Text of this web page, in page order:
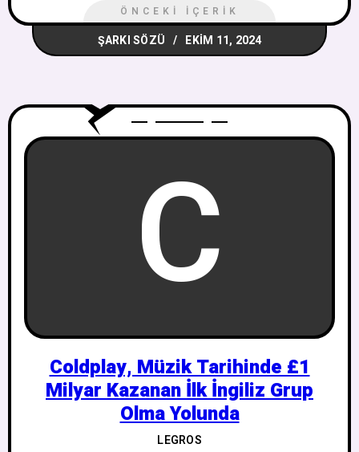
ÖNCEKI İÇERIK
ŞARKI SÖZÜ EKIM 11, 2024
C
Coldplay, Müzik Tarihinde £1
Milyar Kazanan İlk İngiliz Grup
Olma Yolunda
LEGROS